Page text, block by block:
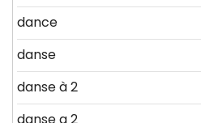
dance
danse
danse à 2